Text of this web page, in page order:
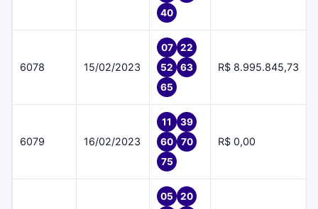
40
6078 15/02/2023
07
22
52
63
65
R$ 8.995.845,73
6079 16/02/2023
11
39
60
70
75
R$ 0,00
05
20